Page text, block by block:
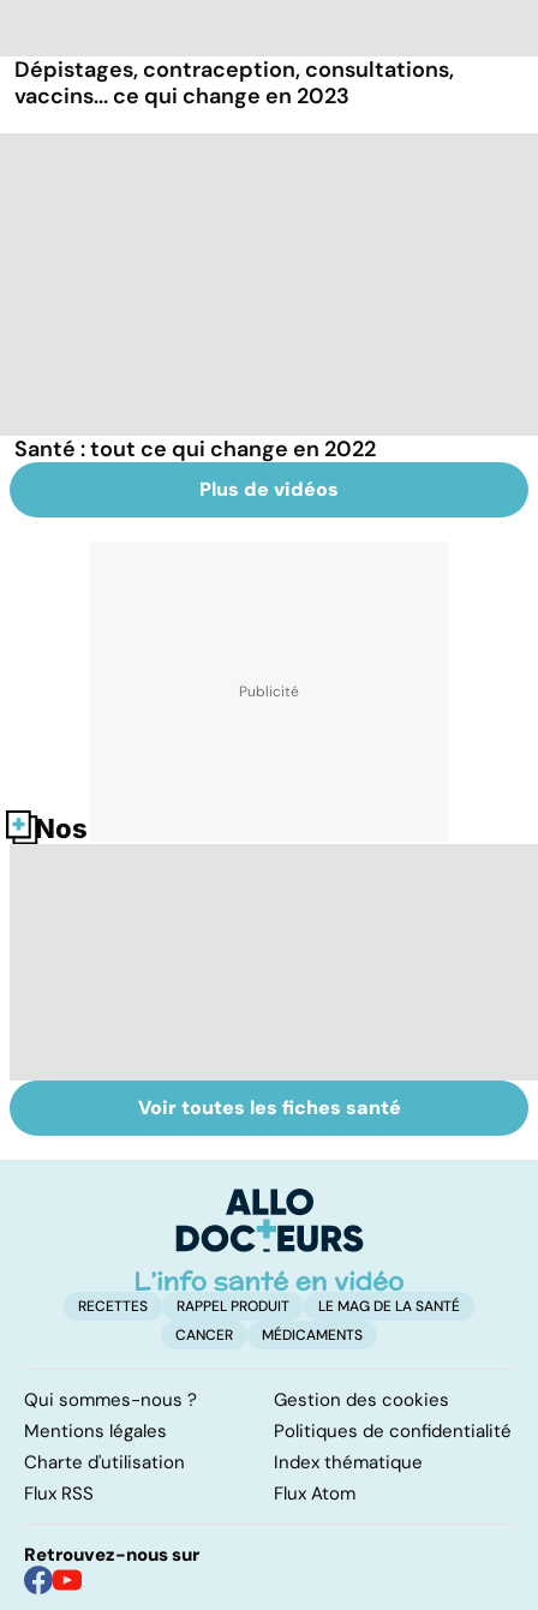
Dépistages, contraception, consultations,
vaccins... ce qui change en 2023
Santé : tout ce qui change en 2022
Plus de vidéos
Nos fiches santé
Laboratoires,
bienfaiteurs ou
Tout savoir sur
les infections
Voir toutes les fiches santé
RECETTES RAPPEL PRODUIT
LE MAG DE LA SANTÉ
CANCER
MÉDICAMENTS
Qui sommes-nous ?
Gestion des cookies
Mentions légales
Politiques de confidentialité
Charte d'utilisation
Index thématique
Flux RSS
Flux Atom
Retrouvez-nous sur